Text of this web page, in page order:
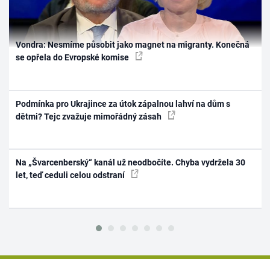
Vondra: Nesmíme působit jako magnet na migranty. Konečná
se opřela do Evropské komise
Podmínka pro Ukrajince za útok zápalnou lahví na dům s
dětmi? Tejc zvažuje mimořádný zásah
Na „Švarcenberský“ kanál už neodbočíte. Chyba vydržela 30
let, teď ceduli celou odstraní